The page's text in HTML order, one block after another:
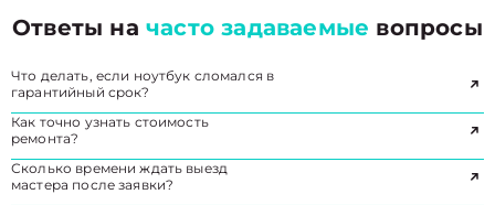
Ответы начасто задаваемые вопросы
Что делать, если ноутбук сломался в
гарантийный срок?
Как точно узнать стоимость
ремонта?
Сколько времени ждать выезд
мастера после заявки?